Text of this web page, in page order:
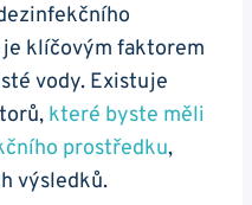
je klíčovým faktorem
vody. Existuje
které byste měli
prostředku,
výsledků.